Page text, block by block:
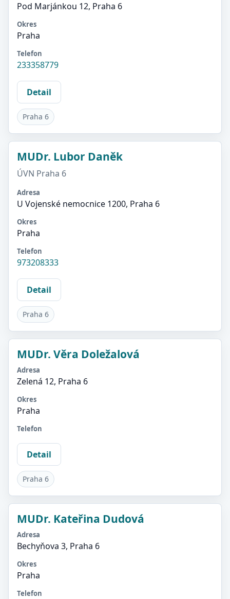
Pod Marjánkou 12, Praha 6
Okres
Praha
Telefon
233358779
Detail
Praha 6
MUDr. Lubor Daněk
ÚVN Praha 6
Adresa
U Vojenské nemocnice 1200, Praha 6
Okres
Praha
Telefon
973208333
Detail
Praha 6
MUDr. Věra Doležalová
Adresa
Zelená 12, Praha 6
Okres
Praha
Telefon
Detail
Praha 6
MUDr. Kateřina Dudová
Adresa
Bechyňova 3, Praha 6
Okres
Praha
Telefon